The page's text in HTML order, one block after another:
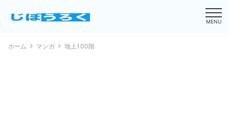
MENU
ホーム マンガ 地上100階